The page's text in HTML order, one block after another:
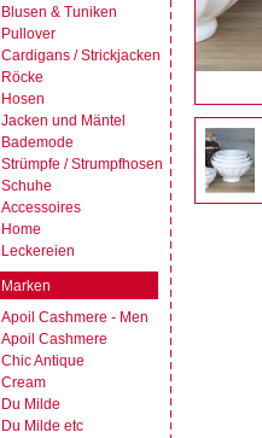
Blusen & Tuniken
Pullover
Cardigans / Strickjacken
Röcke
Hosen
Jacken und Mäntel
Bademode
Strümpfe / Strumpfhosen
Schuhe
Accessoires
Home
Leckereien
Marken
Apoil Cashmere - Men
Apoil Cashmere
Chic Antique
Cream
Du Milde
Du Milde etc